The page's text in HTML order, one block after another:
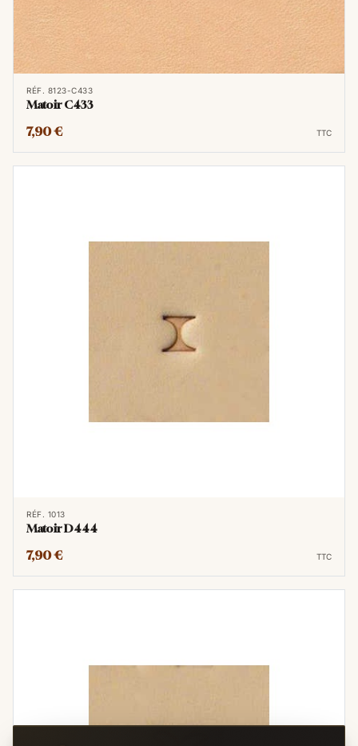
RÉF. 8123-C433
Matoir C433
7,90 € TTC
RÉF. 1013
Matoir D444
7,90 € TTC